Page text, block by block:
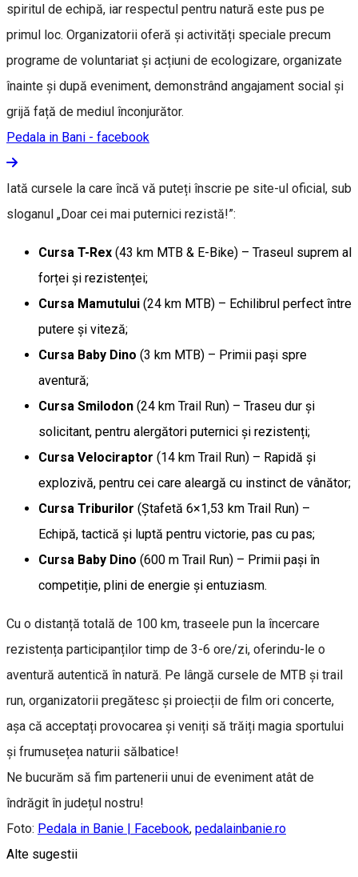
spiritul de echipă, iar respectul pentru natură este pus pe
primul loc. Organizatorii oferă și activități speciale precum
programe de voluntariat și acțiuni de ecologizare, organizate
înainte și după eveniment, demonstrând angajament social și
grijă față de mediul înconjurător.
Pedala in Bani - facebook
Iată cursele la care încă vă puteți înscrie pe site-ul oficial, sub
sloganul „Doar cei mai puternici rezistă!”:
Cursa T-Rex (43 km MTB & E-Bike) – Traseul suprem al
forței și rezistenței;
Cursa Mamutului (24 km MTB) – Echilibrul perfect între
putere și viteză;
Cursa Baby Dino (3 km MTB) – Primii pași spre
aventură;
Cursa Smilodon (24 km Trail Run) – Traseu dur și
solicitant, pentru alergători puternici și rezistenți;
Cursa Velociraptor (14 km Trail Run) – Rapidă și
explozivă, pentru cei care aleargă cu instinct de vânător;
Cursa Triburilor (Ștafetă 6×1,53 km Trail Run) –
Echipă, tactică și luptă pentru victorie, pas cu pas;
Cursa Baby Dino (600 m Trail Run) – Primii pași în
competiție, plini de energie și entuziasm.
Cu o distanță totală de 100 km, traseele pun la încercare
rezistența participanților timp de 3-6 ore/zi, oferindu-le o
aventură autentică în natură. Pe lângă cursele de MTB și trail
run, organizatorii pregătesc și proiecții de film ori concerte,
așa că acceptați provocarea și veniți să trăiți magia sportului
și frumusețea naturii sălbatice!
Ne bucurăm să fim partenerii unui de eveniment atât de
îndrăgit în județul nostru!
Foto: Pedala in Banie | Facebook, pedalainbanie.ro
Alte sugestii